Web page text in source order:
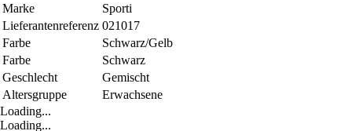
Marke
Sporti
Lieferantenreferenz 021017
Farbe
Schwarz/Gelb
Farbe
Schwarz
Geschlecht
Gemischt
Altersgruppe
Erwachsene
Loading...
Loading...